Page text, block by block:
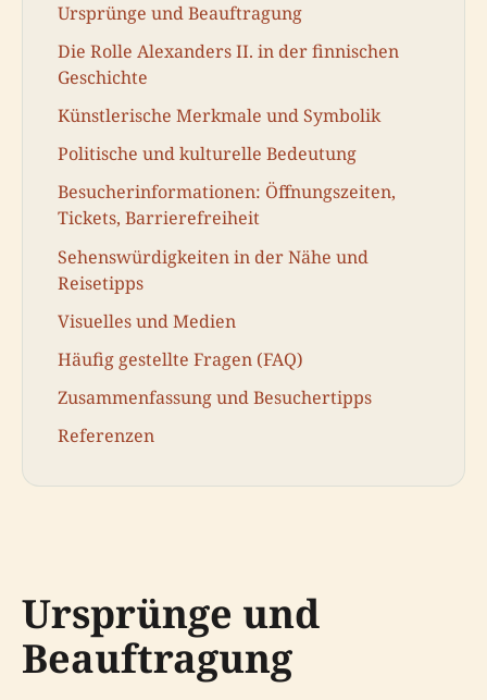
Ursprünge und Beauftragung
Die Rolle Alexanders II. in der finnischen
Geschichte
Künstlerische Merkmale und Symbolik
Politische und kulturelle Bedeutung
Besucherinformationen: Öffnungszeiten,
Tickets, Barrierefreiheit
Sehenswürdigkeiten in der Nähe und
Reisetipps
Visuelles und Medien
Häufig gestellte Fragen (FAQ)
Zusammenfassung und Besuchertipps
Referenzen
Ursprünge und
Beauftragung